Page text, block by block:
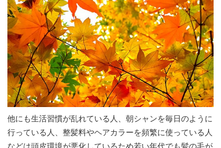
他にも生活習慣が乱れている人、朝シャンを毎日のように
行っている人、整髪料やヘアカラーを頻繁に使っている人